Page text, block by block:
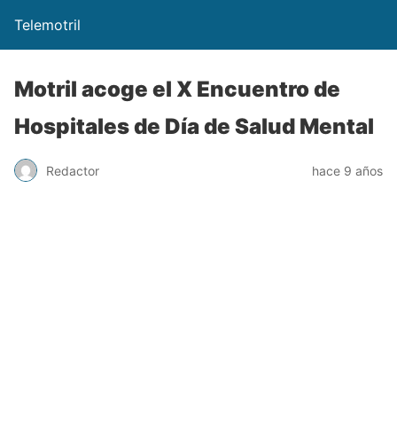
Telemotril
Motril acoge el X Encuentro de
Hospitales de Día de Salud Mental
Redactor hace 9 años